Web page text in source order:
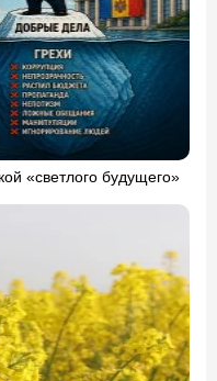
«светлого будущего»